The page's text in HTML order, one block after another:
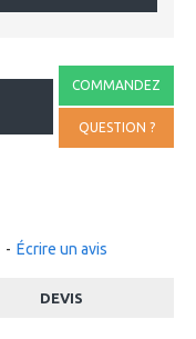
- Écrire un avis
COMMANDEZ
QUESTION ?
DEVIS